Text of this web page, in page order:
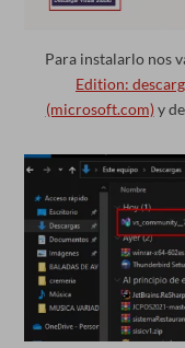
Para instalarlo nos
Edition:
(microsoft.com)y